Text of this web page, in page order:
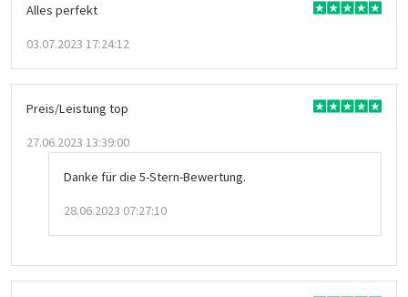
Alles perfekt
03.07.2023 17:24:12
Preis/Leistung top
27.06.2023 13:39:00
Danke für die 5-Stern-Bewertung.
28.06.2023 07:27:10